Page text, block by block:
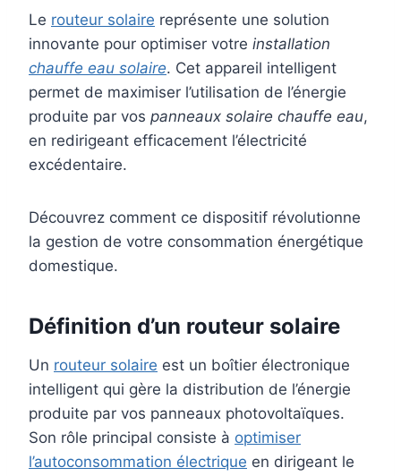
Le routeur solaire représente une solution
innovante pour optimiser votre installation
chauffe eau solaire. Cet appareil intelligent
permet de maximiser l’utilisation de l’énergie
produite par vos panneaux solaire chauffe eau,
en redirigeant efficacement l’électricité
excédentaire.
Découvrez comment ce dispositif révolutionne
la gestion de votre consommation énergétique
domestique.
Définition d’un routeur solaire
Un routeur solaire est un boîtier électronique
intelligent qui gère la distribution de l’énergie
produite par vos panneaux photovoltaïques.
Son rôle principal consiste à optimiser
l’autoconsommation électrique en dirigeant le